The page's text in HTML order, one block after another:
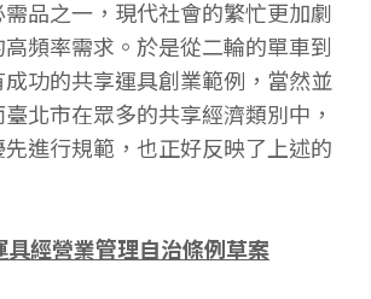
品之一，現代社會的繁忙更加劇
頻率需求。於是從二輪的單車到
功的共享運具創業範例，當然並
北市在眾多的共享經濟類別中，
進行規範，也正好反映了上述的
具經營業管理自治條例草案